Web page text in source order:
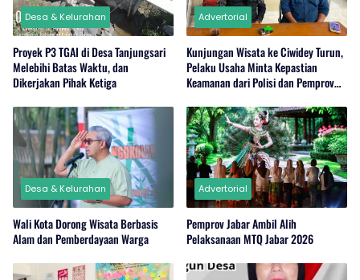
Desa & Kelurahan
Proyek P3 TGAI di Desa Tanjungsari
Melebihi Batas Waktu, dan
Dikerjakan Pihak Ketiga
Advertorial
Kunjungan Wisata ke Ciwidey Turun,
Pelaku Usaha Minta Kepastian
Keamanan dari Polisi dan Pemprov
Desa & Kelurahan
Wali Kota Dorong Wisata Berbasis
Alam dan Pemberdayaan Warga
Advertorial
Pemprov Jabar Ambil Alih
Pelaksanaan MTQ Jabar 2026